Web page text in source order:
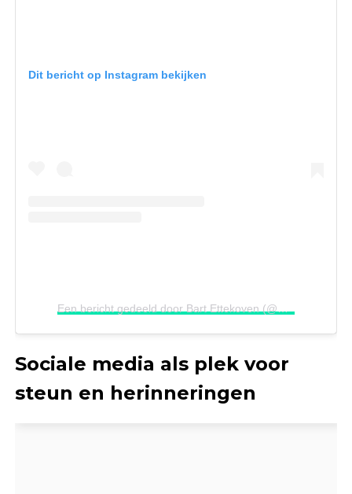
Dit bericht op Instagram bekijken
Een bericht gedeeld door Bart Ettekoven (@bart_ettekoven)
Sociale media als plek voor
steun en herinneringen